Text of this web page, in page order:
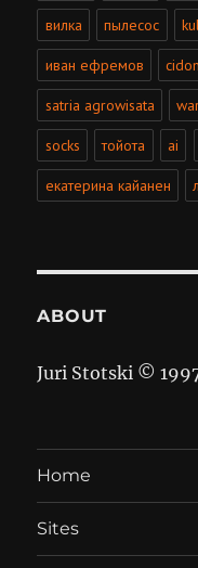
вилка пылесос
иван ефремов
satria agrowisata
socks тойота ai
екатерина кайанен
ABOUT
Juri Stotski ©
Home
Sites